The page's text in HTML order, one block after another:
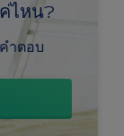
ไหน?
ำตอบ